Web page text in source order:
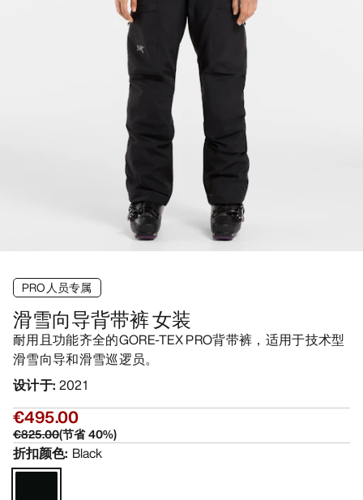
PRO人员专属
滑雪向导背带裤 女装
耐用且功能齐全的GORE-TEX PRO背带裤，适用于技术型
滑雪向导和滑雪巡逻员。
设计于: 2021
€495.00
€825.00(节省40%)
折扣颜色: Black